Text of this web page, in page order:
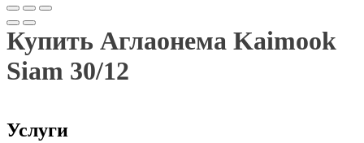
Купить Аглаонема Kaimook
Siam 30/12
Услуги